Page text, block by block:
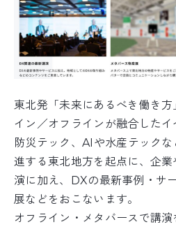
東北発「未来にあるべき働き
イン／オフラインが融合したイ
防災テック、AIや水産テック
進する東北地方を起点に、企
演に加え、DXの最新事例・サ
展などをおこないます。
オフライン・メタバースで講